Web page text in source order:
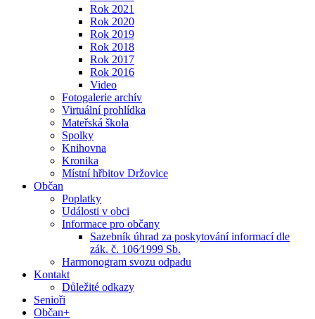
Rok 2021
Rok 2020
Rok 2019
Rok 2018
Rok 2017
Rok 2016
Video
Fotogalerie archív
Virtuální prohlídka
Mateřská škola
Spolky
Knihovna
Kronika
Místní hřbitov Držovice
Občan
Poplatky
Události v obci
Informace pro občany
Sazebník úhrad za poskytování informací dle
zák. č. 106⁄1999 Sb.
Harmonogram svozu odpadu
Kontakt
Důležité odkazy
Senioři
Občan+